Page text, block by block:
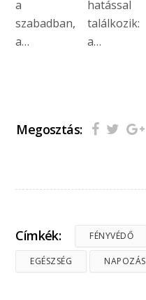
a
szabadban,
a…
hatással
találkozik:
a…
Megosztás:
Címkék: FÉNYVÉDŐ
EGÉSZSÉG NAPOZÁS